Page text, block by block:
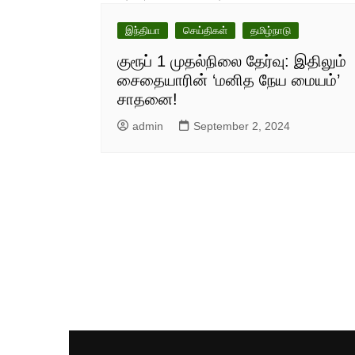
இந்தியா செய்திகள் தமிழ்நாடு
குரூப் 1 முதல்நிலை தேர்வு: இதிலும்
சைதையாரின் ‘மனித நேய மையம்’
சாதனை!
admin September 2, 2024